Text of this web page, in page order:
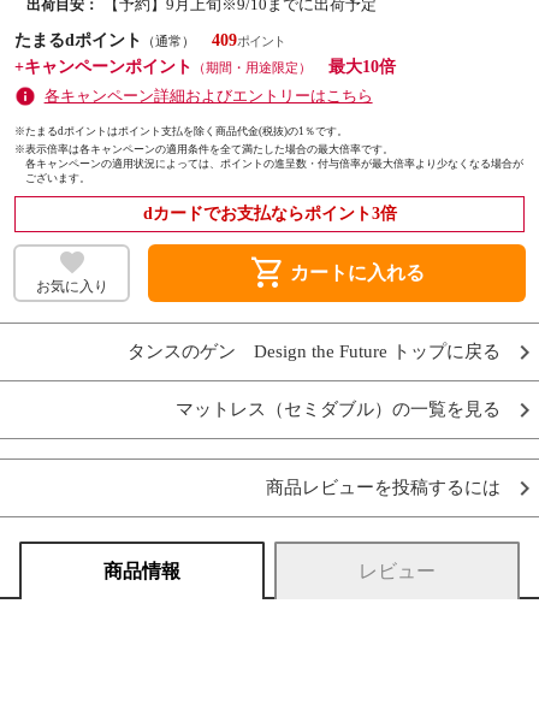
出荷目安：
【予約】9月上旬※9/10までに出荷予定
たまるdポイント
（通常）
409
+キャンペーンポイント
（期間・用途限定）
最大10倍
各キャンペーン詳細およびエントリーはこちら
※たまるdポイントはポイント支払を除く商品代金(税抜)の1％です。
※表示倍率は各キャンペーンの適用条件を全て満たした場合の最大倍率です。
各キャンペーンの適用状況によっては、ポイントの進呈数・付与倍率が最大倍率より少なくなる場合が
ございます。
dカードでお支払ならポイント3倍
お気に入り shopping_cart カートに入れる
タンスのゲン Design the Future トップに戻る
マットレス（セミダブル）の一覧を見る
商品レビューを投稿するには
商品情報 レビュー